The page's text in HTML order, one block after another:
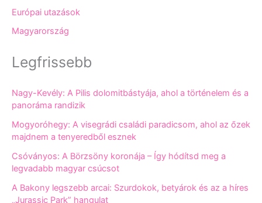
Európai utazások
Magyarország
Legfrissebb
Nagy-Kevély: A Pilis dolomitbástyája, ahol a történelem és a
panoráma randizik
Mogyoróhegy: A visegrádi családi paradicsom, ahol az őzek
majdnem a tenyeredből esznek
Csóványos: A Börzsöny koronája – Így hódítsd meg a
legvadabb magyar csúcsot
A Bakony legszebb arcai: Szurdokok, betyárok és az a híres
„Jurassic Park” hangulat